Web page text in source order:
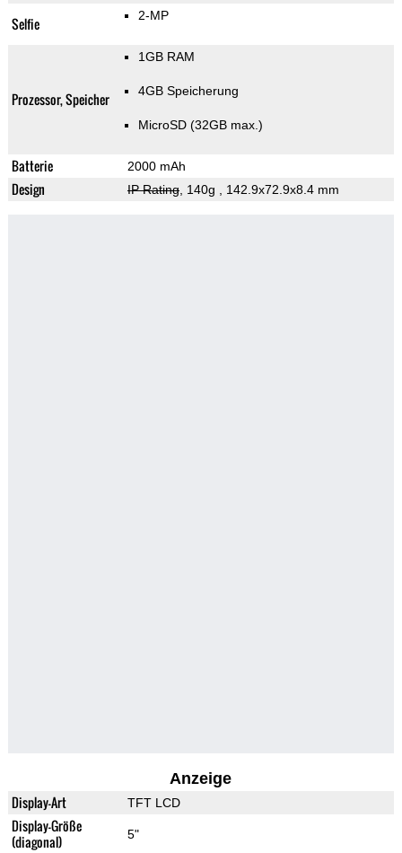
Selfie 2-MP
Prozessor, Speicher
1GB RAM
4GB Speicherung
MicroSD (32GB max.)
Batterie 2000 mAh
Design IP Rating, 140g , 142.9x72.9x8.4 mm
Anzeige
Display-Art TFT LCD
Display-Größe
(diagonal)
5"